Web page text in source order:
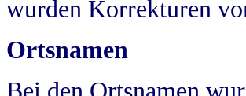
wurden Korrekturen
Ortsnamen